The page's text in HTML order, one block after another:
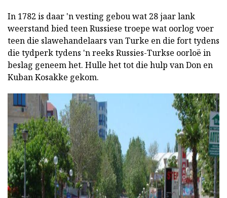
In 1782 is daar 'n vesting gebou wat 28 jaar lank
weerstand bied teen Russiese troepe wat oorlog voer
teen die slawehandelaars van Turke en die fort tydens
die tydperk tydens 'n reeks Russies-Turkse oorloë in
beslag geneem het. Hulle het tot die hulp van Don en
Kuban Kosakke gekom.